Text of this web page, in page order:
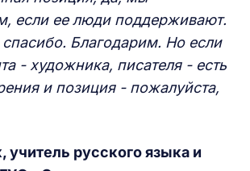
если ее люди поддерживают.
Благодарим. Но если
- художника, писателя - есть
и позиция - пожалуйста,
учитель русского языка и